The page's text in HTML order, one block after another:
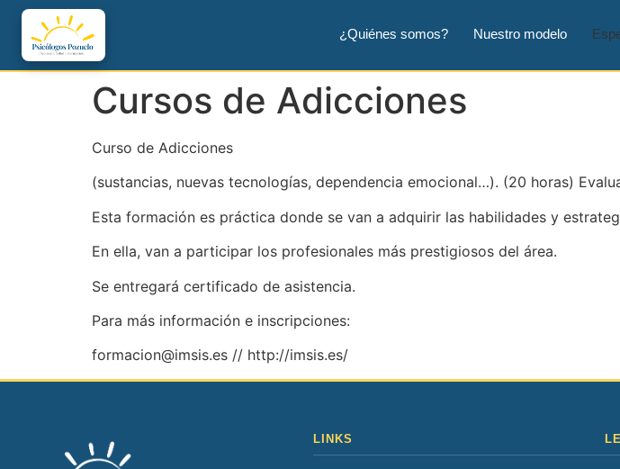
¿Quiénes somos? Nuestro modelo
Cursos de Adicciones
Curso de Adicciones
(sustancias, nuevas tecnologías, dependencia emocional…). (20 horas)
Esta formación es práctica donde se van a adquirir las habilidades y
En ella, van a participar los profesionales más prestigiosos del área.
Se entregará certificado de asistencia.
Para más información e inscripciones:
formacion@imsis.es // http://imsis.es/
LINKS